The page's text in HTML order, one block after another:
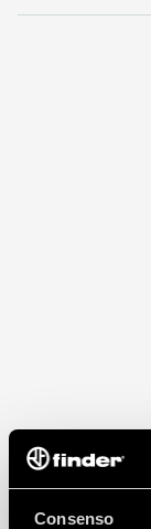
Consenso